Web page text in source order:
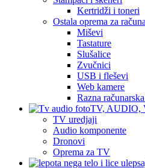
Kertridži i toneri
Ostala oprema za
Miševi
Tastature
Slušalice
Zvučnici
USB i fleševi
Web kamere
Razna
TV, AUDIO,
TV uredjaji
Audio komponente
Dronovi
Oprema za TV